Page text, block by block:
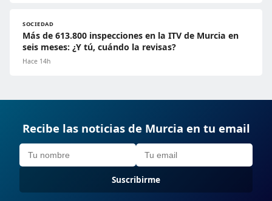
SOCIEDAD
Más de 613.800 inspecciones en la ITV de Murcia en
seis meses: ¿Y tú, cuándo la revisas?
Hace 14h
Recibe las noticias de Murcia en tu email
Suscribirme